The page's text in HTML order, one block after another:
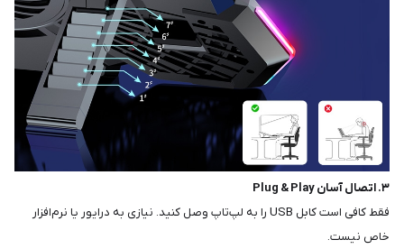
۳. اتصال آسان Plug & Play
فقط کافی است کابل USB را به لپ‌تاپ وصل کنید. نیازی به درایور یا نرم‌افزار
خاص نیست.